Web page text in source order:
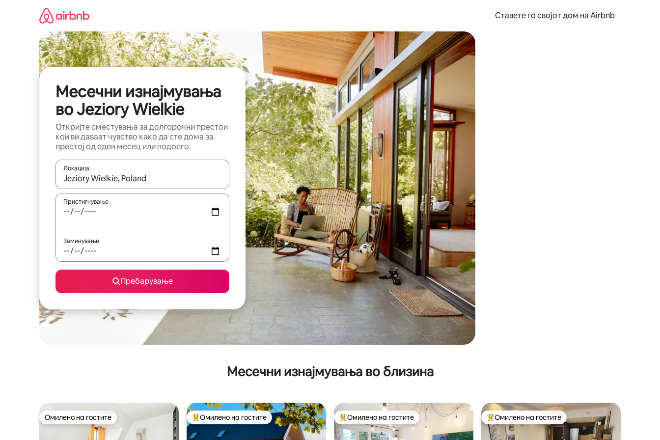
Ставете го својот дом на Airbnb
Месечни изнајмувања
во Jeziory Wielkie
Откријте сместувања за долгорочни престои
кои ви даваат чувство како да сте дома за
престој од еден месец или подолго.
Локација
Кога резултатите се достапни, движете се со копчињата со стрелки нагоре и надолу или истражувајте со допирање или со лизгање.
Пристигнување
Заминување
Пребарување
Месечни изнајмувања во близина
Омилено на гостите
Омилено на гостите Меѓу најуспешните „Омилени на гостите“
Омилено на гостите Меѓу најуспешните „Омилени на гостите“
Омилено на гостите Меѓу најуспешните „Омилени на гостите“
Омилено на гостите